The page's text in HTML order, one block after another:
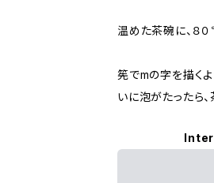
温めた茶碗に、８
筅でmの字を描く
いに泡がたったら